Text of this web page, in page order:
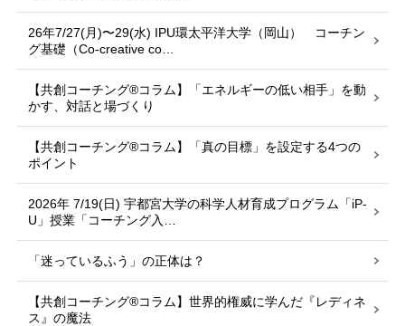
26年7/27(月)〜29(水) IPU環太平洋大学（岡山） コーチン
グ基礎（Co-creative co…
【共創コーチング®︎コラム】「エネルギーの低い相手」を動
かす、対話と場づくり
【共創コーチング®︎コラム】「真の目標」を設定する4つの
ポイント
2026年 7/19(日) 宇都宮大学の科学人材育成プログラム「iP-
U」授業「コーチング入…
「迷っているふう」の正体は？
【共創コーチング®︎コラム】世界的権威に学んだ『レディネ
ス』の魔法